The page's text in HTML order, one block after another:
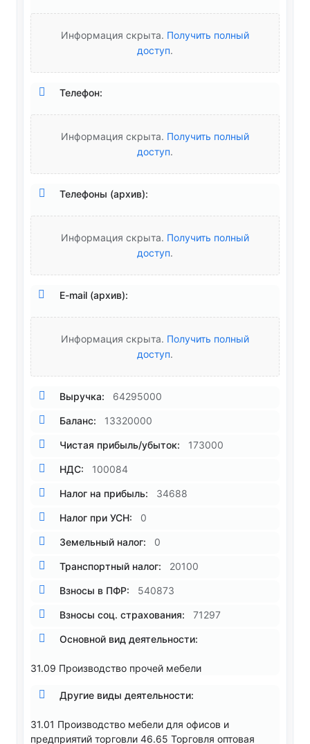
Информация скрыта. Получить полный
доступ.
Телефон:
Информация скрыта. Получить полный
доступ.
Телефоны (архив):
Информация скрыта. Получить полный
доступ.
E-mail (архив):
Информация скрыта. Получить полный
доступ.
Выручка: 64295000
Баланс: 13320000
Чистая прибыль/убыток: 173000
НДС: 100084
Налог на прибыль: 34688
Налог при УСН: 0
Земельный налог: 0
Транспортный налог: 20100
Взносы в ПФР: 540873
Взносы соц. страхования: 71297
Основной вид деятельности:
31.09 Производство прочей мебели
Другие виды деятельности:
31.01 Производство мебели для офисов и
предприятий торговли 46.65 Торговля оптовая